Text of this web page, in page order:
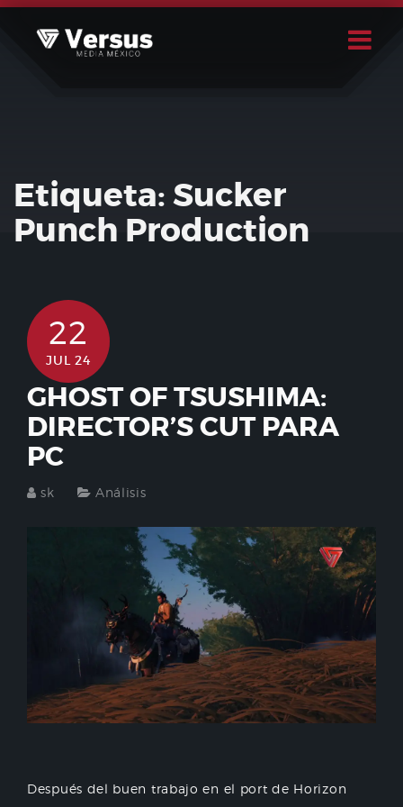
Skip
Etiqueta: Sucker
Punch Production
22
JUL 24
GHOST OF TSUSHIMA:
DIRECTOR’S CUT PARA
PC
sk Análisis
Después del buen trabajo en el port de Horizon